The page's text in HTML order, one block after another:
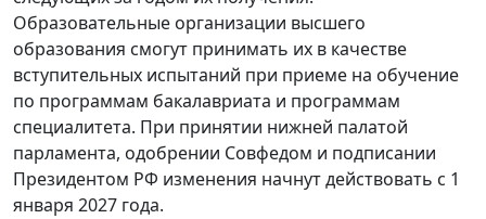
Образовательные организации высшего
образования смогут принимать их в качестве
вступительных испытаний при приеме на обучение
по программам бакалавриата и программам
специалитета. При принятии нижней палатой
парламента, одобрении Совфедом и подписании
Президентом РФ изменения начнут действовать с 1
января 2027 года.